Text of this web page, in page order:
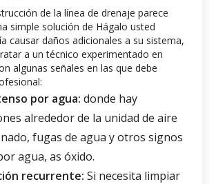
de la línea de drenaje parece
simple solución de Hágalo usted
causar daños adicionales a su sistema,
a un técnico experimentado en
algunas señales en las que debe
por agua: donde hay
alrededor de la unidad de aire
fugas de agua y otros signos
agua, as óxido.
recurrente: Si necesita limpiar